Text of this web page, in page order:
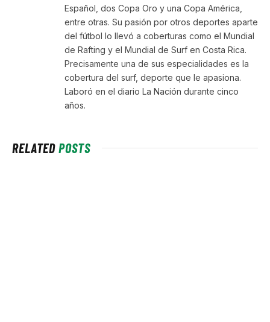
Español, dos Copa Oro y una Copa América,
entre otras. Su pasión por otros deportes aparte
del fútbol lo llevó a coberturas como el Mundial
de Rafting y el Mundial de Surf en Costa Rica.
Precisamente una de sus especialidades es la
cobertura del surf, deporte que le apasiona.
Laboró en el diario La Nación durante cinco
años.
RELATEDPOSTS